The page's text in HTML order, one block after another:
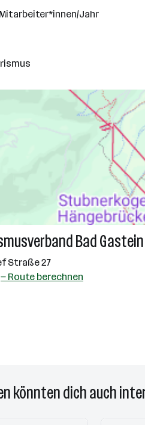
Jahr
Bad Gastein
Straße 27
— Route berechnen
könnten dich auch